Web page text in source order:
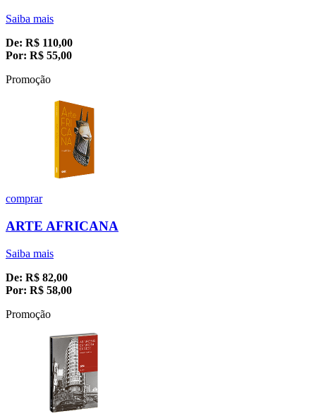
Saiba mais
De: R$ 110,00
Por: R$ 55,00
Promoção
comprar
ARTE AFRICANA
Saiba mais
De: R$ 82,00
Por: R$ 58,00
Promoção